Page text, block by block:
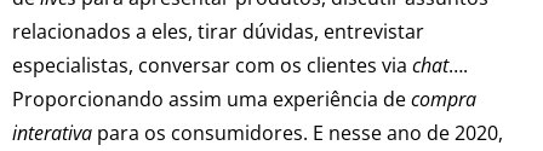
relacionados a eles, tirar dúvidas, entrevistar
especialistas, conversar com os clientes via chat….
Proporcionando assim uma experiência decompra
interativa para os consumidores. E nesse ano de 2020,